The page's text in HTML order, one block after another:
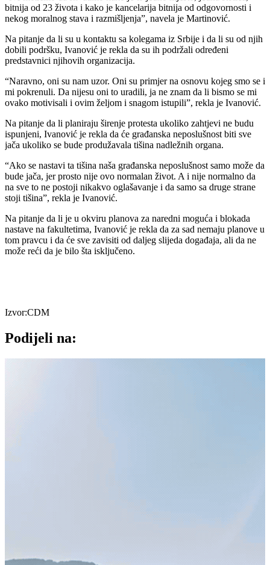
bitnija od 23 života i kako je kancelarija bitnija od odgovornosti i
nekog moralnog stava i razmišljenja”, navela je Martinović.
Na pitanje da li su u kontaktu sa kolegama iz Srbije i da li su od njih
dobili podršku, Ivanović je rekla da su ih podržali određeni
predstavnici njihovih organizacija.
“Naravno, oni su nam uzor. Oni su primjer na osnovu kojeg smo se i
mi pokrenuli. Da nijesu oni to uradili, ja ne znam da li bismo se mi
ovako motivisali i ovim željom i snagom istupili”, rekla je Ivanović.
Na pitanje da li planiraju širenje protesta ukoliko zahtjevi ne budu
ispunjeni, Ivanović je rekla da će građanska neposlušnost biti sve
jača ukoliko se bude produžavala tišina nadležnih organa.
“Ako se nastavi ta tišina naša građanska neposlušnost samo može da
bude jača, jer prosto nije ovo normalan život. A i nije normalno da
na sve to ne postoji nikakvo oglašavanje i da samo sa druge strane
stoji tišina”, rekla je Ivanović.
Na pitanje da li je u okviru planova za naredni moguća i blokada
nastave na fakultetima, Ivanović je rekla da za sad nemaju planove u
tom pravcu i da će sve zavisiti od daljeg slijeda događaja, ali da ne
može reći da je bilo šta isključeno.
Izvor:CDM
Podijeli na: